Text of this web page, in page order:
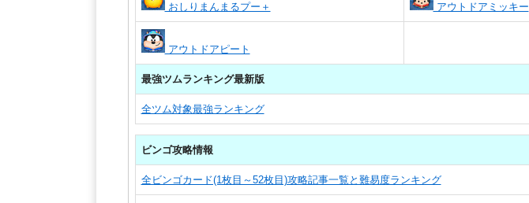
おしりまんまるプー＋ アウトドアミッキー
アウトドアピート
最強ツムランキング最新版
全ツム対象最強ランキング
ビンゴ攻略情報
全ビンゴカード(1枚目～52枚目)攻略記事一覧と難易度ランキング